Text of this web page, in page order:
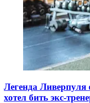
Легенда
хотел бить экс-